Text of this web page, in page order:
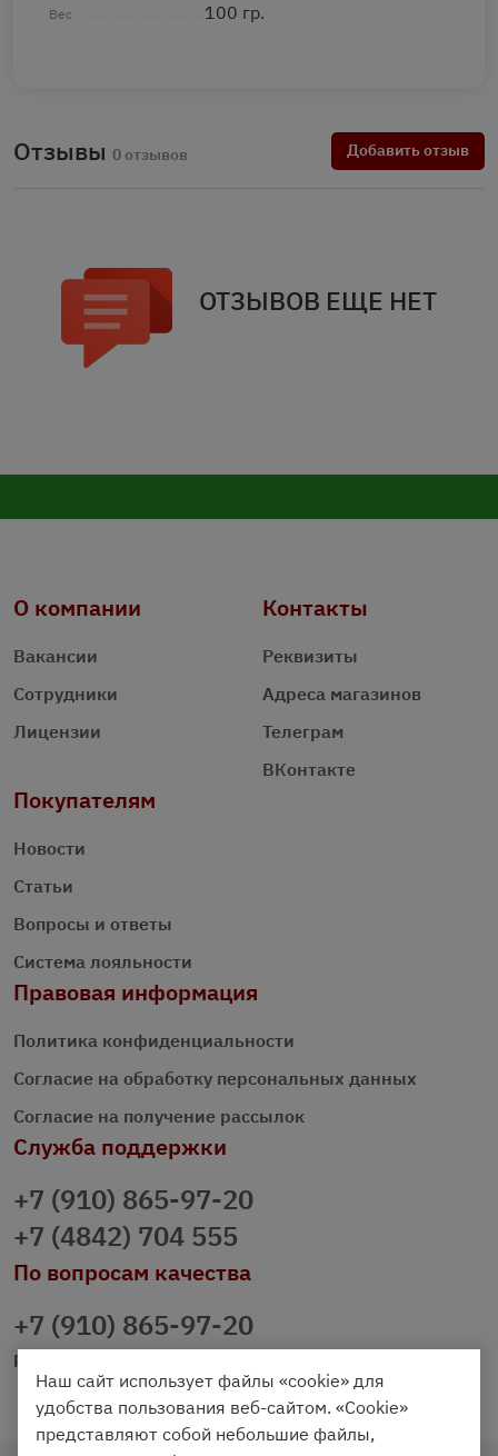
Вес 100 гр.
Отзывы 0 отзывов Добавить отзыв
ОТЗЫВОВ ЕЩЕ НЕТ
О компании
Вакансии
Сотрудники
Лицензии
Контакты
Реквизиты
Адреса магазинов
Телеграм
ВКонтакте
Покупателям
Новости
Статьи
Вопросы и ответы
Система лояльности
Правовая информация
Политика конфиденциальности
Согласие на обработку персональных данных
Согласие на получение рассылок
Служба поддержки
+7 (910) 865-97-20
+7 (4842) 704 555
По вопросам качества
+7 (910) 865-97-20
prazdnichniy40@palmi.ru
Наш сайт использует файлы «cookie» для
удобства пользования веб-сайтом. «Cookie»
представляют собой небольшие файлы,